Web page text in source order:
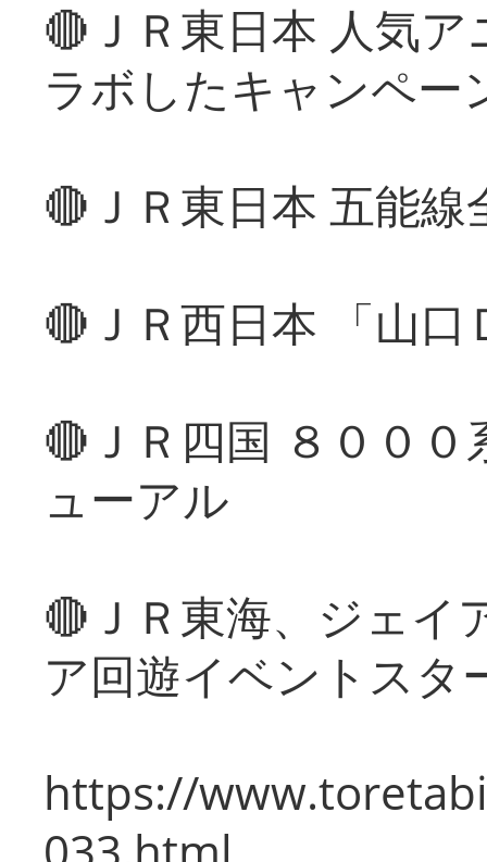
🔴ＪＲ東日本 人気
ラボしたキャンペー
🔴ＪＲ東日本 五能
🔴ＪＲ西日本 「山
🔴ＪＲ四国 ８００
ューアル
🔴ＪＲ東海、ジェイ
ア回遊イベントスタ
https://